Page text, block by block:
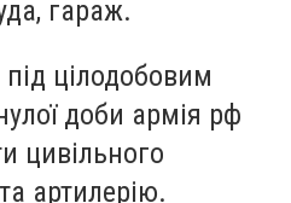
гараж.
цілодобовим
доби армія рф
цивільного
артилерію.